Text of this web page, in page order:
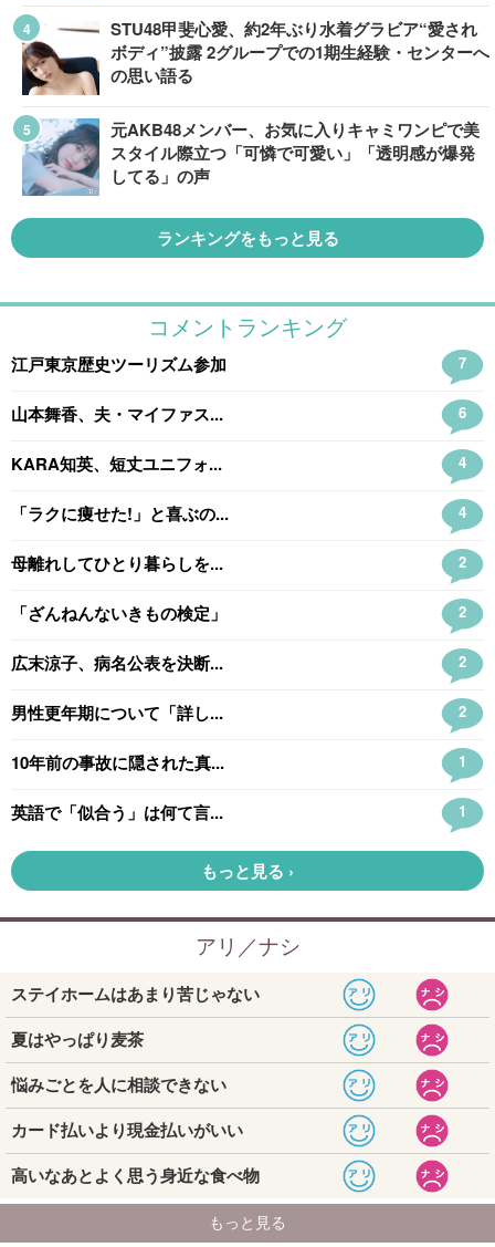
STU48甲斐心愛、約2年ぶり水着グラビア“愛され
ボディ”披露 2グループでの1期生経験・センターへ
の思い語る
元AKB48メンバー、お気に入りキャミワンピで美
スタイル際立つ「可憐で可愛い」「透明感が爆発
してる」の声
ランキングをもっと見る